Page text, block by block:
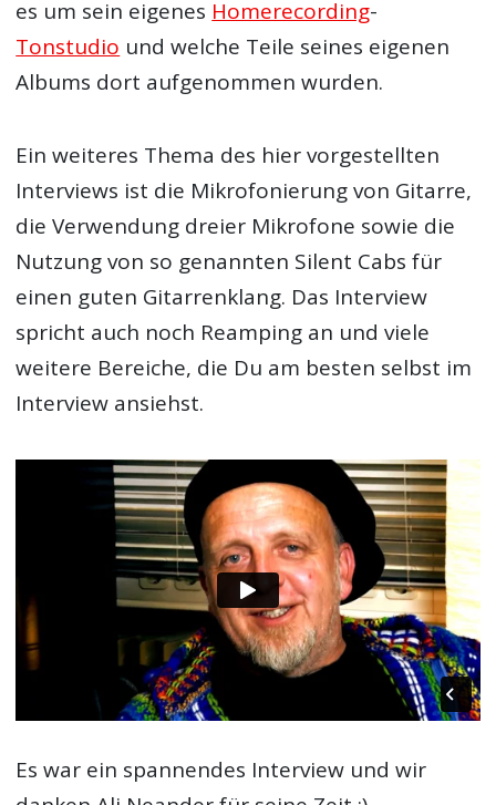
es um sein eigenes Homerecording-
Tonstudio und welche Teile seines eigenen
Albums dort aufgenommen wurden.
Ein weiteres Thema des hier vorgestellten
Interviews ist die Mikrofonierung von Gitarre,
die Verwendung dreier Mikrofone sowie die
Nutzung von so genannten Silent Cabs für
einen guten Gitarrenklang. Das Interview
spricht auch noch Reamping an und viele
weitere Bereiche, die Du am besten selbst im
Interview ansiehst.
Es war ein spannendes Interview und wir